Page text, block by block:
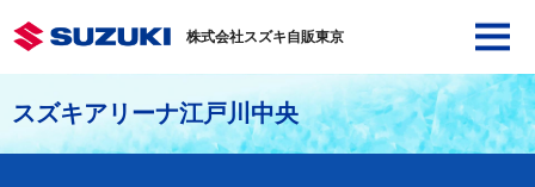
株式会社スズキ自販東京
スズキアリーナ江戸川中央